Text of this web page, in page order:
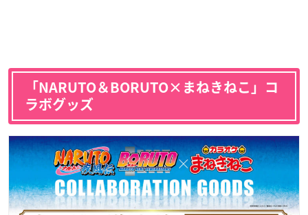
「NARUTO＆BORUTO×まねきねこ」コ
ラボグッズ